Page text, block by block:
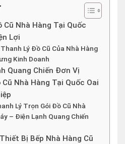
Cũ Nhà Hàng Tại Quốc
Lợi
Lý Đồ Cũ Của Nhà Hàng
Kinh Doanh
Quang Chiến Đơn Vị
Nhà Hàng Tại Quốc Oai
Lý Trọn Gói Đồ Cũ Nhà
– Điện Lạnh Quang Chiến
Bị Bếp Nhà Hàng Cũ